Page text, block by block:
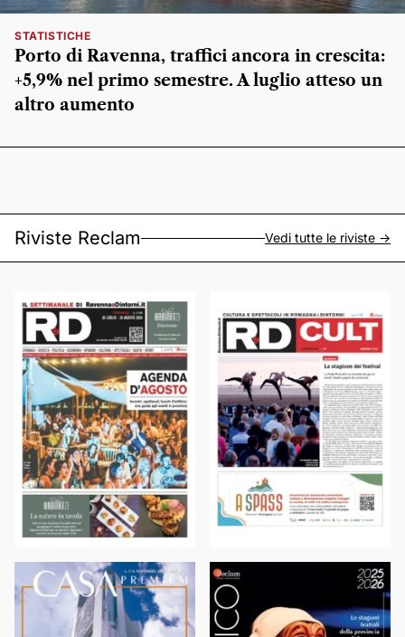
STATISTICHE
Porto di Ravenna, traffici ancora in crescita:
+5,9% nel primo semestre. A luglio atteso un
altro aumento
Riviste Reclam Vedi tutte le riviste ->